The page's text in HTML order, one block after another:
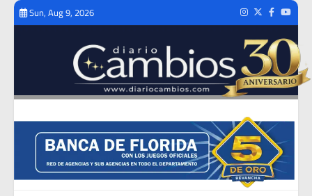
Skip
Sun, Aug 9, 2026 Instagram
TwitterFacebook